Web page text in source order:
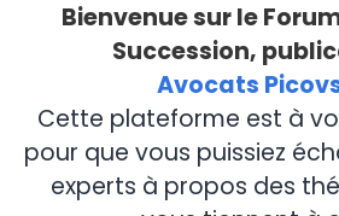
Bienvenue sur le
Succession,
Avocats
Cette plateforme est à
pour que vous puissiez
experts à propos des